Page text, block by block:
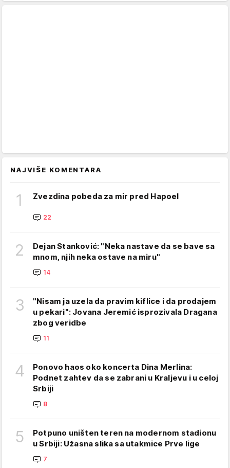
NAJVIŠE KOMENTARA
1 Zvezdina pobeda za mir pred Hapoel
22
2
Dejan Stanković: "Neka nastave da se bave sa
mnom, njih neka ostave na miru"
14
3
"Nisam ja uzela da pravim kiflice i da prodajem
u pekari": Jovana Jeremić isprozivala Dragana
zbog veridbe
11
4
Ponovo haos oko koncerta Dina Merlina:
Podnet zahtev da se zabrani u Kraljevu i u celoj
Srbiji
8
5
Potpuno uništen teren na modernom stadionu
u Srbiji: Užasna slika sa utakmice Prve lige
7